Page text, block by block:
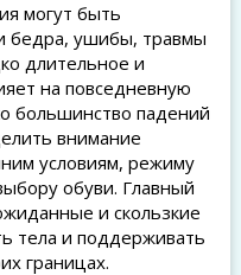
могут быть
бедра, ушибы, травмы
длительное и
на повседневную
большинство падений
внимание
условиям, режиму
обуви. Главный
и скользкие
тела и поддерживать
границах.